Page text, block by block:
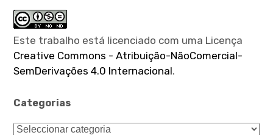
Este trabalho está licenciado com uma Licença
Creative Commons - Atribuição-NãoComercial-
SemDerivações 4.0 Internacional.
Categorias
Categorias